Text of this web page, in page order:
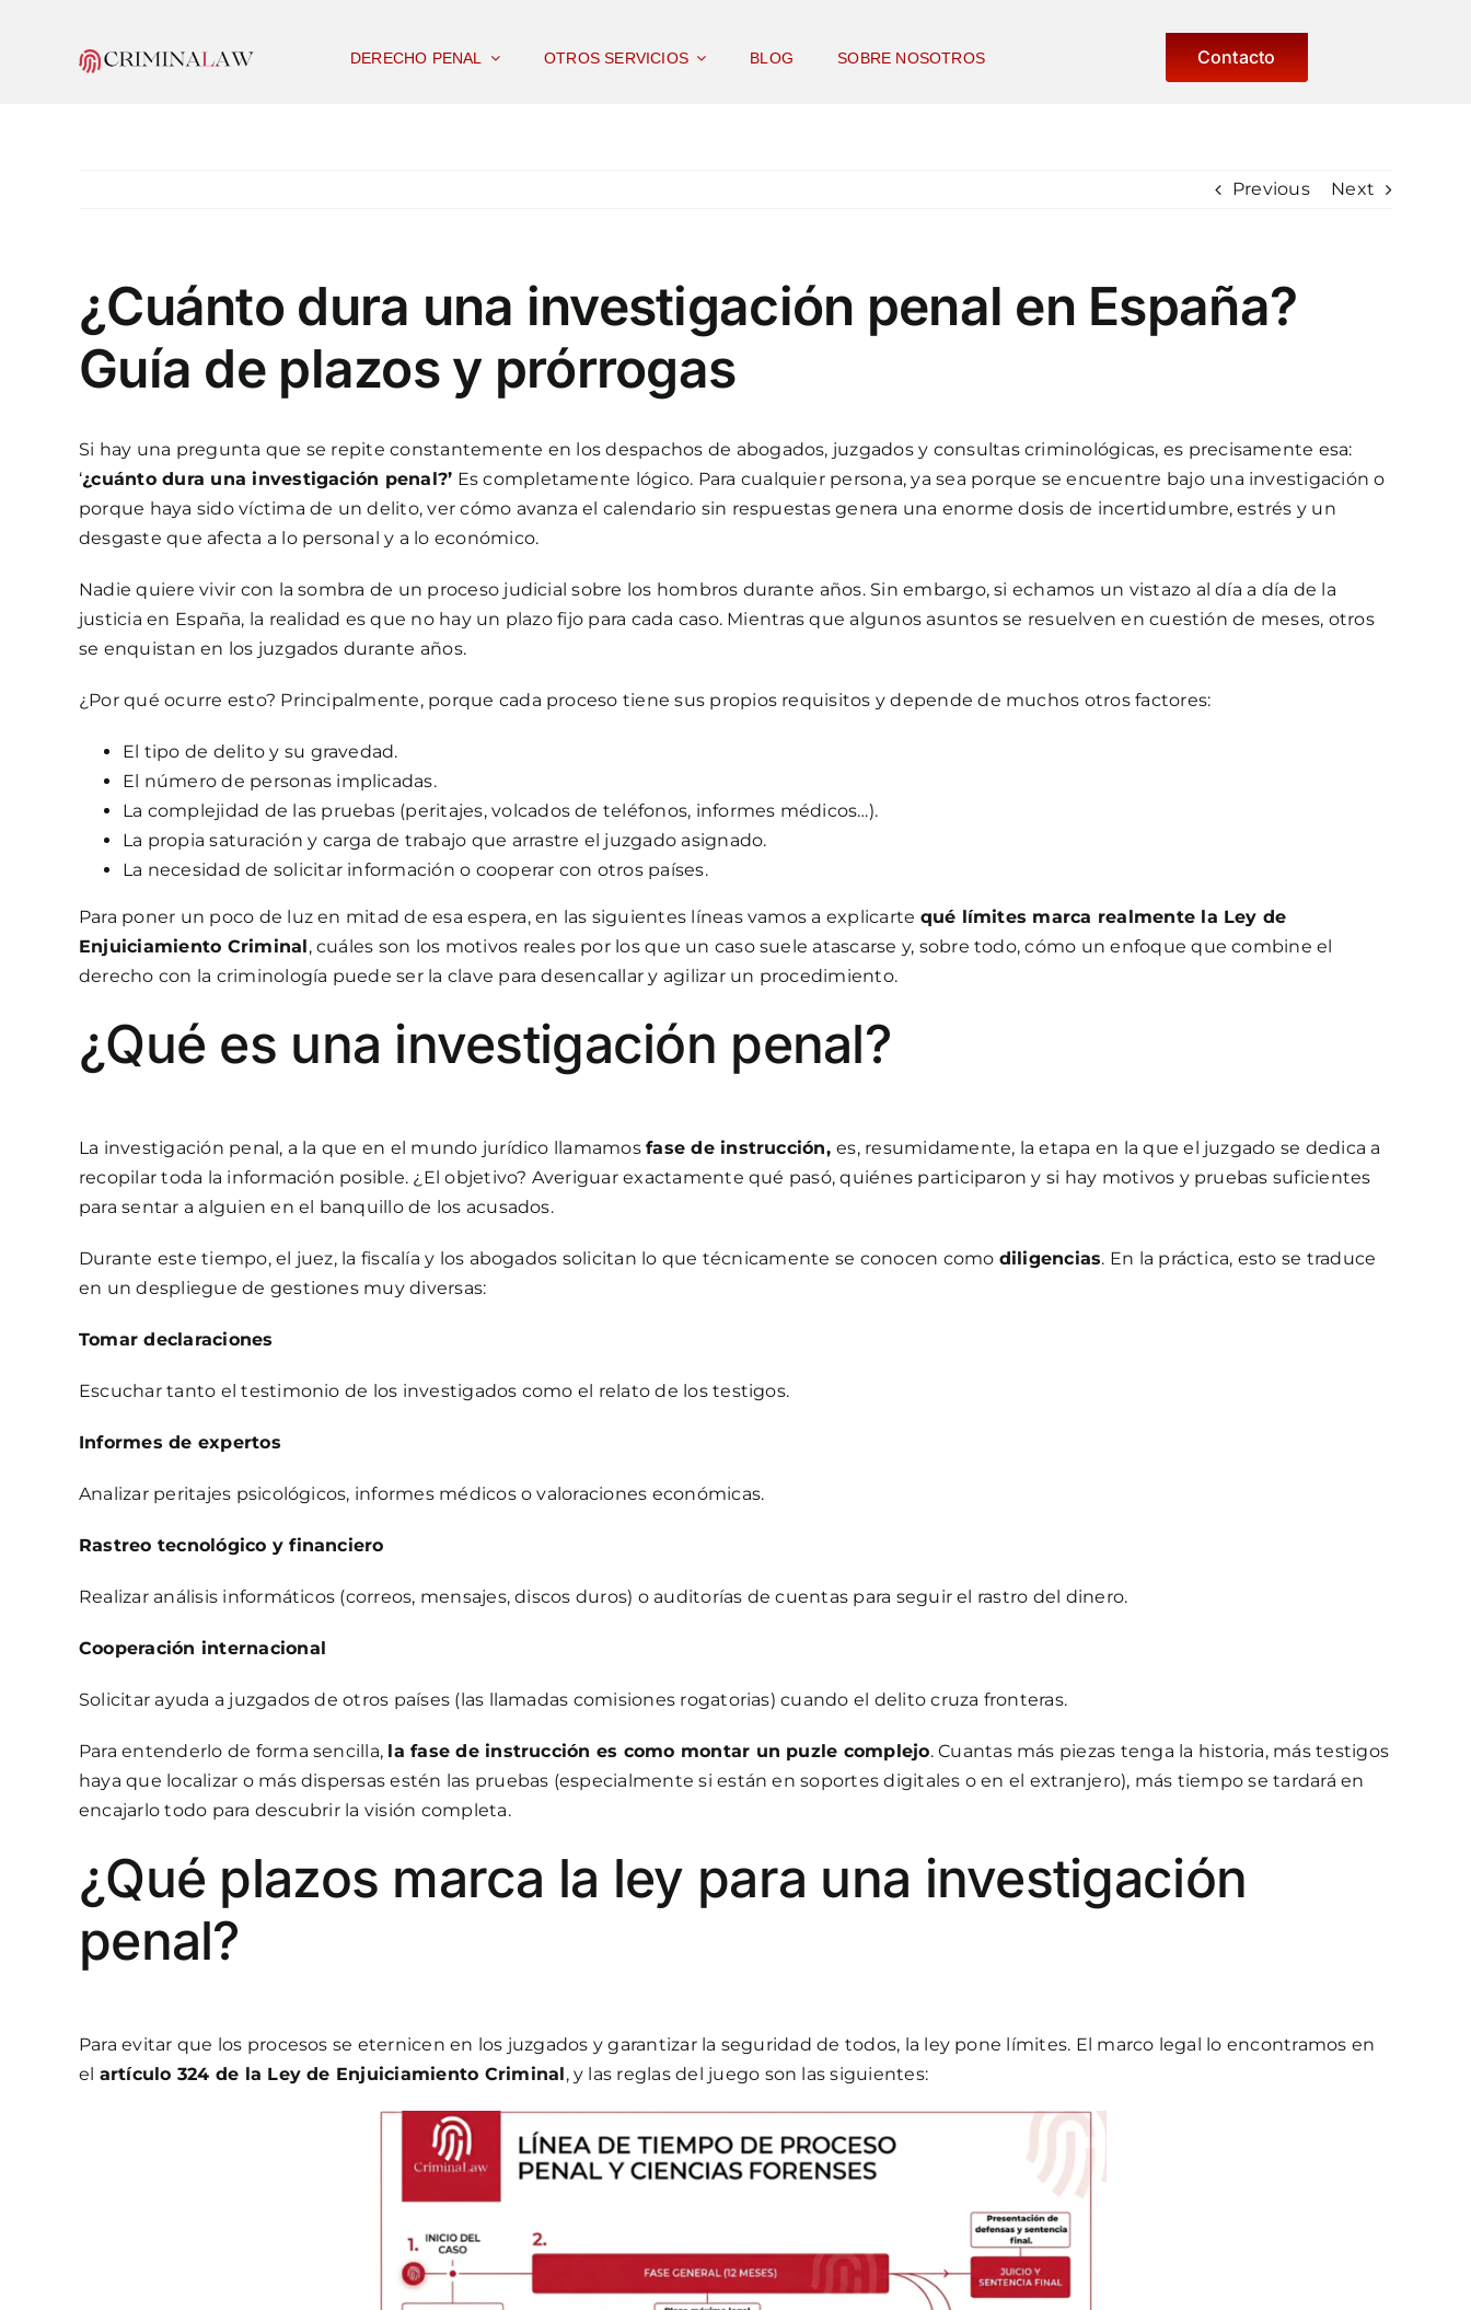
DERECHO PENAL OTROS SERVICIOS BLOG SOBRE NOSOTROS Contacto
Previous Next
¿Cuánto dura una investigación penal en España?
Guía de plazos y prórrogas
Si hay una pregunta que se repite constantemente en los despachos de abogados, juzgados y consultas criminológicas, es precisamente esa:
‘¿cuánto dura una investigación penal?’ Es completamente lógico. Para cualquier persona, ya sea porque se encuentre bajo una investigación o
porque haya sido víctima de un delito, ver cómo avanza el calendario sin respuestas genera una enorme dosis de incertidumbre, estrés y un
desgaste que afecta a lo personal y a lo económico.
Nadie quiere vivir con la sombra de un proceso judicial sobre los hombros durante años. Sin embargo, si echamos un vistazo al día a día de la
justicia en España, la realidad es que no hay un plazo fijo para cada caso. Mientras que algunos asuntos se resuelven en cuestión de meses, otros
se enquistan en los juzgados durante años.
¿Por qué ocurre esto? Principalmente, porque cada proceso tiene sus propios requisitos y depende de muchos otros factores:
El tipo de delito y su gravedad.
El número de personas implicadas.
La complejidad de las pruebas (peritajes, volcados de teléfonos, informes médicos…).
La propia saturación y carga de trabajo que arrastre el juzgado asignado.
La necesidad de solicitar información o cooperar con otros países.
Para poner un poco de luz en mitad de esa espera, en las siguientes líneas vamos a explicarte qué límites marca realmente la Ley de
Enjuiciamiento Criminal , cuáles son los motivos reales por los que un caso suele atascarse y, sobre todo, cómo un enfoque que combine el
derecho con la criminología puede ser la clave para desencallar y agilizar un procedimiento.
¿Qué es una investigación penal?
La investigación penal, a la que en el mundo jurídico llamamosfase de instrucción,es, resumidamente, la etapa en la que el juzgado se dedica a
recopilar toda la información posible. ¿El objetivo? Averiguar exactamente qué pasó, quiénes participaron y si hay motivos y pruebas suficientes
para sentar a alguien en el banquillo de los acusados.
Durante este tiempo, el juez, la fiscalía y los abogados solicitan lo que técnicamente se conocen como diligencias. En la práctica, esto se traduce
en un despliegue de gestiones muy diversas:
Tomar declaraciones
Escuchar tanto el testimonio de los investigados como el relato de los testigos.
Informes de expertos
Analizar peritajes psicológicos, informes médicos o valoraciones económicas.
Rastreo tecnológico y financiero
Realizar análisis informáticos (correos, mensajes, discos duros) o auditorías de cuentas para seguir el rastro del dinero.
Cooperación internacional
Solicitar ayuda a juzgados de otros países (las llamadas comisiones rogatorias) cuando el delito cruza fronteras.
Para entenderlo de forma sencilla, la fase de instrucción es como montar un puzle complejo. Cuantas más piezas tenga la historia, más testigos
haya que localizar o más dispersas estén las pruebas (especialmente si están en soportes digitales o en el extranjero), más tiempo se tardará en
encajarlo todo para descubrir la visión completa.
¿Qué plazos marca la ley para una investigación
penal?
Para evitar que los procesos se eternicen en los juzgados y garantizar la seguridad de todos, la ley pone límites. El marco legal lo encontramos en
el artículo 324 de la Ley de Enjuiciamiento Criminal, y las reglas del juego son las siguientes: